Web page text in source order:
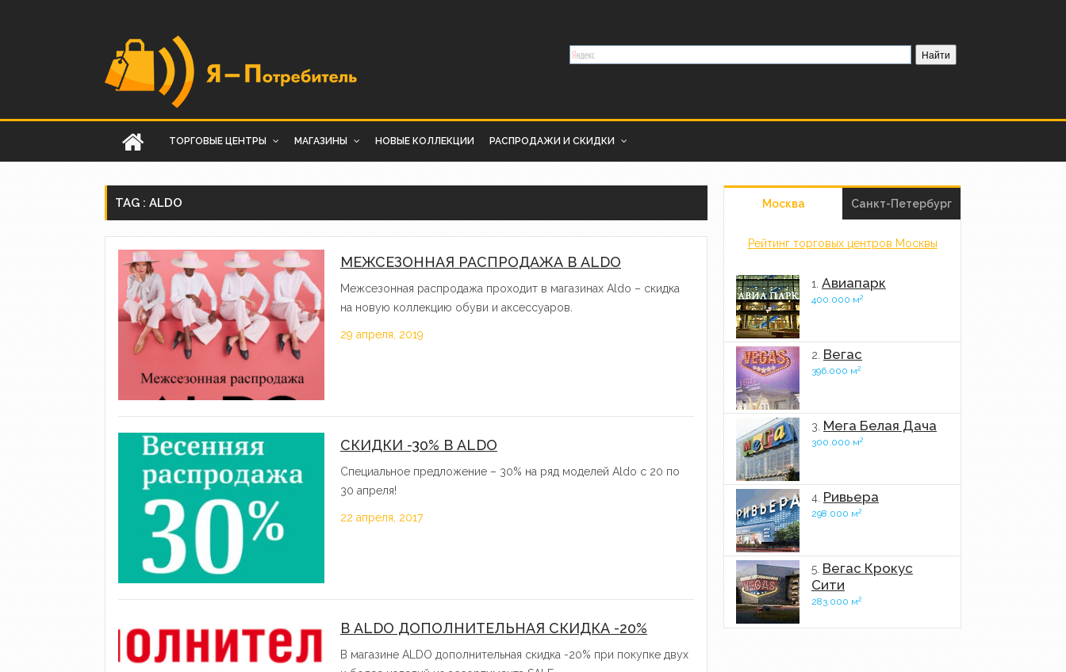
ТОРГОВЫЕ ЦЕНТРЫ МАГАЗИНЫ НОВЫЕ КОЛЛЕКЦИИ РАСПРОДАЖИ И СКИДКИ
TAG : ALDO
МЕЖСЕЗОННАЯ РАСПРОДАЖА В ALDO
Межсезонная распродажа проходит в магазинах Aldo – скидка
на новую коллекцию обуви и аксессуаров.
29 апреля, 2019
СКИДКИ -30% В ALDO
Специальное предложение – 30% на ряд моделей Aldo с 20 по
30 апреля!
22 апреля, 2017
В ALDO ДОПОЛНИТЕЛЬНАЯ СКИДКА -20%
В магазине ALDO дополнительная скидка -20% при покупке двух
Москва Санкт-Петербург
Рейтинг торговых центров Москвы
1. Авиапарк
400.000 м2
2. Вегас
396.000 м2
3. Мега Белая Дача
300.000 м2
4. Ривьера
298.000 м2
5. Вегас Крокус
Сити
283.000 м2